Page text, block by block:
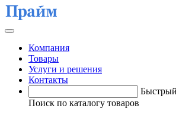
Компания
Товары
Услуги и решения
Контакты
Поиск по каталогу товаров